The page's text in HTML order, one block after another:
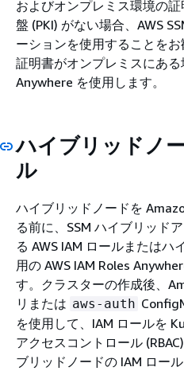
およびオンプレミス環境の
盤 (PKI) がない場合、AWS
ーションを使用することを
証明書がオンプレミスにある
Anywhere を使用します。
ハイブリッドノ
ル
ハイブリッドノードを
る前に、SSM ハイブリッド
る AWS IAM ロールまたはハ
用の AWS IAM Roles
す。クラスターの作成後、
リまたは aws-auth
を使用して、IAM ロールを
アクセスコントロール
ブリッドノードの IAM ロー